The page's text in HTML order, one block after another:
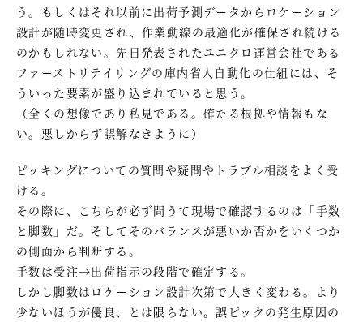
う。もしくはそれ以前に出荷予測データからロケーション
設計が随時変更され、作業動線の最適化が確保され続ける
のかもしれない。先日発表されたユニクロ運営会社である
ファーストリテイリングの庫内省人自動化の仕組には、そ
ういった要素が盛り込まれていると思う。
（全くの想像であり私見である。確たる根拠や情報もな
い。悪しからず誤解なきように）
ピッキングについての質問や疑問やトラブル相談をよく受
ける。
その際に、こちらが必ず問うて現場で確認するのは「手数
と脚数」だ。そしてそのバランスが悪いか否かをいくつか
の側面から判断する。
手数は受注→出荷指示の段階で確定する。
しかし脚数はロケーション設計次第で大きく変わる。より
少ないほうが優良、とは限らない。誤ピックの発生原因の